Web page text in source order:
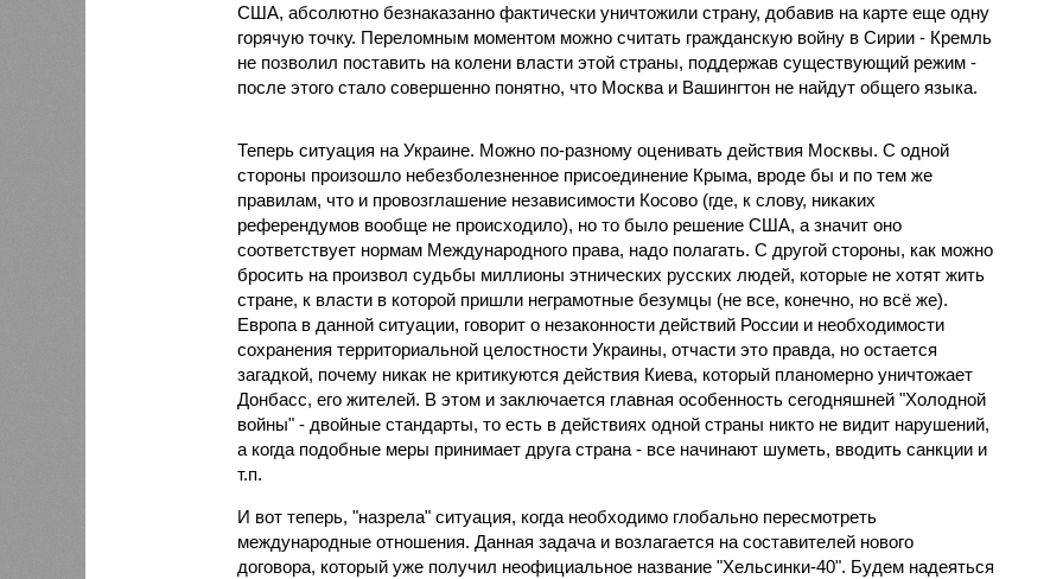
США, абсолютно безнаказанно фактически уничтожили страну, добавив на карте еще одну
горячую точку. Переломным моментом можно считать гражданскую войну в Сирии - Кремль
не позволил поставить на колени власти этой страны, поддержав существующий режим -
после этого стало совершенно понятно, что Москва и Вашингтон не найдут общего языка.
Теперь ситуация на Украине. Можно по-разному оценивать действия Москвы. С одной
стороны произошло небезболезненное присоединение Крыма, вроде бы и по тем же
правилам, что и провозглашение независимости Косово (где, к слову, никаких
референдумов вообще не происходило), но то было решение США, а значит оно
соответствует нормам Международного права, надо полагать. С другой стороны, как можно
бросить на произвол судьбы миллионы этнических русских людей, которые не хотят жить
стране, к власти в которой пришли неграмотные безумцы (не все, конечно, но всё же).
Европа в данной ситуации, говорит о незаконности действий России и необходимости
сохранения территориальной целостности Украины, отчасти это правда, но остается
загадкой, почему никак не критикуются действия Киева, который планомерно уничтожает
Донбасс, его жителей. В этом и заключается главная особенность сегодняшней "Холодной
войны" - двойные стандарты, то есть в действиях одной страны никто не видит нарушений,
а когда подобные меры принимает друга страна - все начинают шуметь, вводить санкции и
т.п.
И вот теперь, "назрела" ситуация, когда необходимо глобально пересмотреть
международные отношения. Данная задача и возлагается на составителей нового
договора, который уже получил неофициальное название "Хельсинки-40". Будем надеяться